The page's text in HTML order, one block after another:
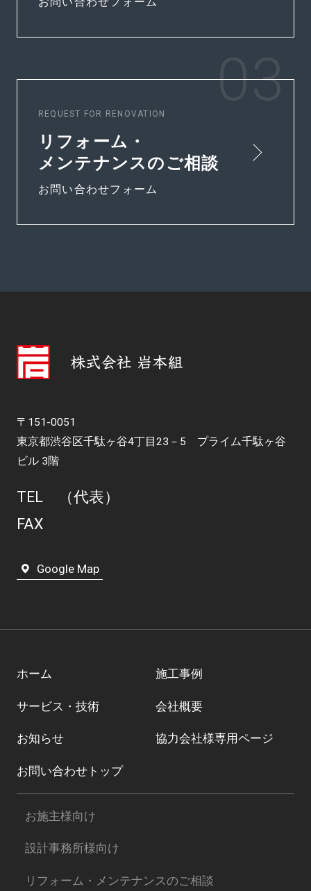
REQUEST FOR RENOVATION
リフォーム・
メンテナンスのご相談
お問い合わせフォーム
〒151-0051
東京都渋谷区千駄ヶ谷4丁目23－5 プライム千駄ヶ谷
ビル 3階
TEL
（代表）
FAX
Google Map
ホーム 施工事例
サービス・技術 会社概要
お知らせ 協力会社様専用ページ
お問い合わせトップ
お施主様向け
設計事務所様向け
リフォーム・メンテナンスのご相談